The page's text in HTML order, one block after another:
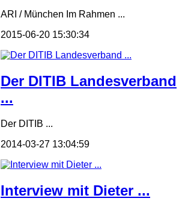
ARI / München Im Rahmen ...
2015-06-20 15:30:34
Der DITIB Landesverband
...
Der DITIB ...
2014-03-27 13:04:59
Interview mit Dieter ...